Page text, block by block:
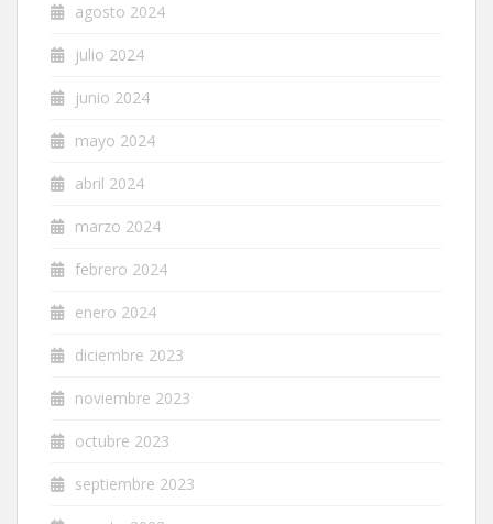
agosto 2024
julio 2024
junio 2024
mayo 2024
abril 2024
marzo 2024
febrero 2024
enero 2024
diciembre 2023
noviembre 2023
octubre 2023
septiembre 2023